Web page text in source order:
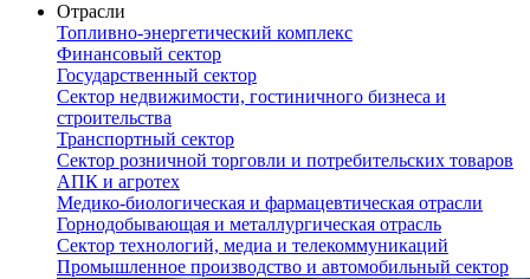
Отрасли
Топливно-энергетический комплекс
Финансовый сектор
Государственный сектор
Сектор недвижимости, гостиничного бизнеса и
строительства
Транспортный сектор
Сектор розничной торговли и потребительских товаров
АПК и агротех
Медико-биологическая и фармацевтическая отрасли
Горнодобывающая и металлургическая отрасль
Сектор технологий, медиа и телекоммуникаций
Промышленное производство и автомобильный сектор